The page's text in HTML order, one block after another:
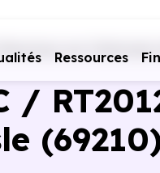
Ressources
Fleurieux-sur-l'Arbresle
/